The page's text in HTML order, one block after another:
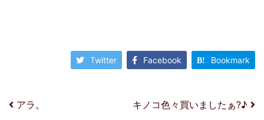
Twitter Facebook Bookmark
投稿ナビゲーション
アラ。 キノコ色々買いましたぁ?♪